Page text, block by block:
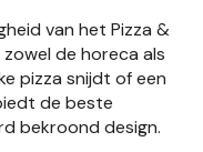
van het Pizza &
de horeca als
pizza snijdt of een
de beste
bekroond design.